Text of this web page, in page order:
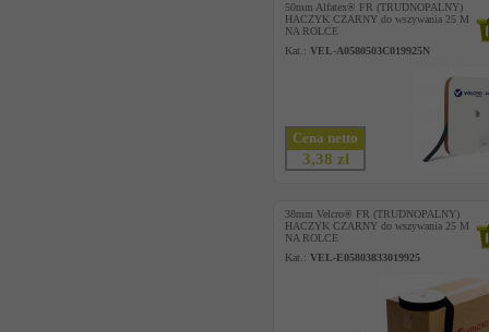
50mm Alfatex® FR (TRUDNOPALNY)
HACZYK CZARNY do wszywania 25 M
NA ROLCE
Kat.: VEL-A0580503C019925N
Cena netto
3,38 zł
38mm Velcro® FR (TRUDNOPALNY)
HACZYK CZARNY do wszywania 25 M
NA ROLCE
Kat.: VEL-E05803833019925